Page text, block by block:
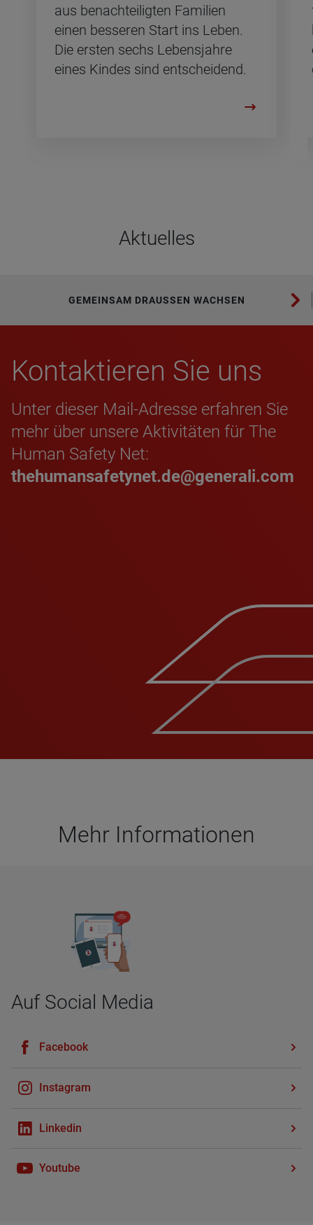
aus be­nach­tei­lig­ten Fa­mi­li­en
einen bes­se­ren Start ins Leben.
Die ers­ten sechs Le­bens­jah­re
eines Kin­des sind ent­schei­dend.
Aktu­el­les
GEMEINSAM DRAUSSEN WACHSEN
Kon­tak­tie­ren Sie uns
Unter dieser Mail-Adresse erfahren Sie
mehr über unsere Aktivitäten für The
Human Safety Net:
thehumansafetynet.de@generali.com
Mehr Infor­ma­tio­nen
Auf Social Media
Face­book
In­sta­gram
Lin­kedin
You­tube